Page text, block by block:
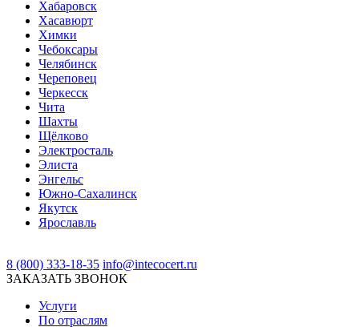
Хабаровск
Хасавюрт
Химки
Чебоксары
Челябинск
Череповец
Черкесск
Чита
Шахты
Щёлково
Электросталь
Элиста
Энгельс
Южно-Сахалинск
Якутск
Ярославль
8 (800) 333-18-35 info@intecocert.ru
ЗАКАЗАТЬ ЗВОНОК
Услуги
По отраслям